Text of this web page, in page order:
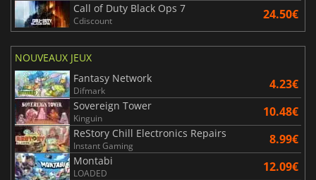
Call of Duty Black Ops 7
Cdiscount 24.50€
NOUVEAUX JEUX
Fantasy Network
Difmark 4.23€
Sovereign Tower
Kinguin 10.48€
ReStory Chill Electronics Repairs
Instant Gaming 8.99€
Montabi
LOADED 12.09€